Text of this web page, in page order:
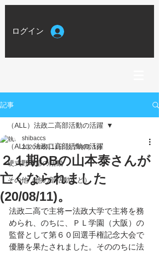
ログイン
記事
（ALL）法政二高部活動の活躍
硬式野球部の活動
その他（他の部活動など）
（ALL）法政二高部活動の活躍
２１期OBの山本泰さんが
亡くなられました
(20/08/11)。
shibaccs
2020年8月11日 読了時間: 1分
法政二高で主将ー法政大学で主将を務
められ、のちに、ＰＬ学園（大阪）の
監督として第６０回選手権記念大会で
優勝を果たされました。そののちに法